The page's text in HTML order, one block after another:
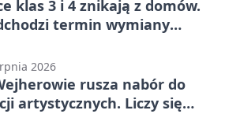
klas 3 i 4 znikają z domów.
termin wymiany
2026
rusza nabór do
artystycznych. Liczy się